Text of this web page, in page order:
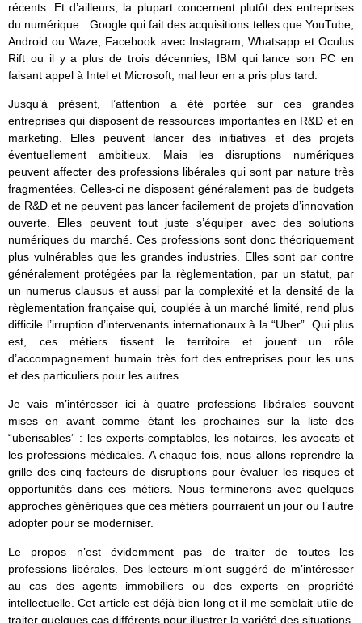
récents. Et d’ailleurs, la plupart concernent plutôt des entreprises
du numérique : Google qui fait des acquisitions telles que YouTube,
Android ou Waze, Facebook avec Instagram, Whatsapp et Oculus
Rift ou il y a plus de trois décennies, IBM qui lance son PC en
faisant appel à Intel et Microsoft, mal leur en a pris plus tard.
Jusqu’à présent, l’attention a été portée sur ces grandes
entreprises qui disposent de ressources importantes en R&D et en
marketing. Elles peuvent lancer des initiatives et des projets
éventuellement ambitieux. Mais les disruptions numériques
peuvent affecter des professions libérales qui sont par nature très
fragmentées. Celles-ci ne disposent généralement pas de budgets
de R&D et ne peuvent pas lancer facilement de projets d’innovation
ouverte. Elles peuvent tout juste s’équiper avec des solutions
numériques du marché. Ces professions sont donc théoriquement
plus vulnérables que les grandes industries. Elles sont par contre
généralement protégées par la règlementation, par un statut, par
un numerus clausus et aussi par la complexité et la densité de la
règlementation française qui, couplée à un marché limité, rend plus
difficile l’irruption d’intervenants internationaux à la “Uber”. Qui plus
est, ces métiers tissent le territoire et jouent un rôle
d’accompagnement humain très fort des entreprises pour les uns
et des particuliers pour les autres.
Je vais m’intéresser ici à quatre professions libérales souvent
mises en avant comme étant les prochaines sur la liste des
“uberisables” : les experts-comptables, les notaires, les avocats et
les professions médicales. A chaque fois, nous allons reprendre la
grille des cinq facteurs de disruptions pour évaluer les risques et
opportunités dans ces métiers. Nous terminerons avec quelques
approches génériques que ces métiers pourraient un jour ou l’autre
adopter pour se moderniser.
Le propos n’est évidemment pas de traiter de toutes les
professions libérales. Des lecteurs m’ont suggéré de m’intéresser
au cas des agents immobiliers ou des experts en propriété
intellectuelle. Cet article est déjà bien long et il me semblait utile de
traiter quelques cas différents pour illustrer la variété des situations,